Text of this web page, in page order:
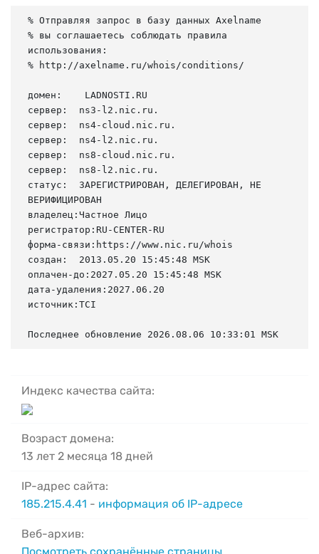
% Отправляя запрос в базу данных Axelname
% вы соглашаетесь соблюдать правила
использования:
% http://axelname.ru/whois/conditions/
домен:    LADNOSTI.RU
сервер:  ns3-l2.nic.ru.
сервер:  ns4-cloud.nic.ru.
сервер:  ns4-l2.nic.ru.
сервер:  ns8-cloud.nic.ru.
сервер:  ns8-l2.nic.ru.
статус:  ЗАРЕГИСТРИРОВАН, ДЕЛЕГИРОВАН, НЕ
ВЕРИФИЦИРОВАН
владелец:Частное Лицо
регистратор:RU-CENTER-RU
форма-связи:https://www.nic.ru/whois
создан:  2013.05.20 15:45:48 MSK
оплачен-до:2027.05.20 15:45:48 MSK
дата-удаления:2027.06.20
источник:TCI
Последнее обновление 2026.08.06 10:33:01 MSK
Индекс качества сайта:
Возраст домена:
13 лет 2 месяца 18 дней
IP-адрес сайта:
185.215.4.41 - информация об IP-адресе
Веб-архив: